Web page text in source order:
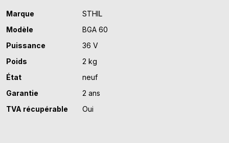
Marque
STHIL
Modèle
BGA 60
Puissance
36 V
Poids
2 kg
État
neuf
Garantie
2 ans
TVA récupérable
Oui